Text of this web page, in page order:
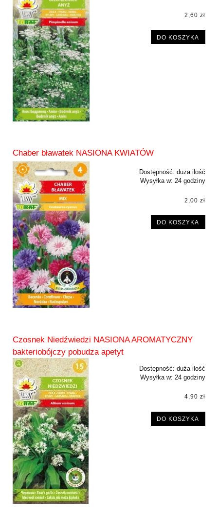
2,60 zł
DO KOSZYKA
Chaber bławatek NASIONA KWIATÓW
Dostępność: duża ilość
Wysyłka w: 24 godziny
2,00 zł
DO KOSZYKA
Czosnek Niedźwiedzi NASIONA AROMATYCZNY
bakteriobójczy pobudza apetyt
Dostępność: duża ilość
Wysyłka w: 24 godziny
4,90 zł
DO KOSZYKA